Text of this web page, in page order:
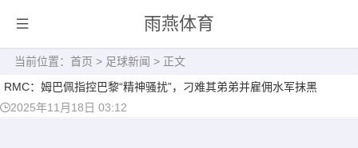
雨燕体育
当前位置： 首页 > 足球新闻 > 正文
RMC：姆巴佩指控巴黎“精神骚扰”，刁难其弟弟并雇佣水军抹黑
2025年11月18日 03:12